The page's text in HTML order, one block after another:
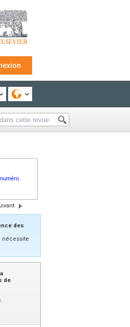
des
nécessite
de